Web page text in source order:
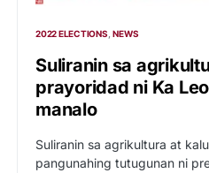
2022 ELECTIONS NEWS
Suliranin sa
prayoridad ni Ka
manalo
Suliranin sa agrikultura at
pangunahing tutugunan ni